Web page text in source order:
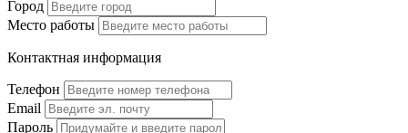
Город
Место работы
Контактная информация
Телефон
Email
Пароль